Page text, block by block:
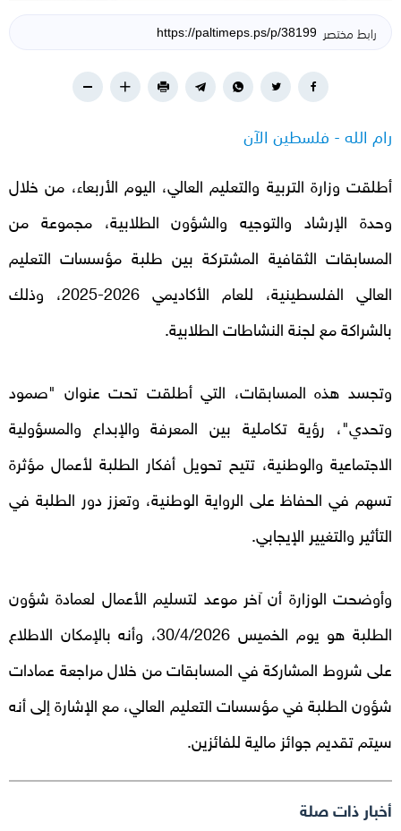
رابط مختصر
رام الله - فلسطين الآن
أطلقت وزارة التربية والتعليم العالي، اليوم الأربعاء، من خلال
وحدة الإرشاد والتوجيه والشؤون الطلابية، مجموعة من
المسابقات الثقافية المشتركة بين طلبة مؤسسات التعليم
العالي الفلسطينية، للعام الأكاديمي 2026-2025، وذلك
بالشراكة مع لجنة النشاطات الطلابية.
وتجسد هذه المسابقات، التي أطلقت تحت عنوان "صمود
وتحدي"، رؤية تكاملية بين المعرفة والإبداع والمسؤولية
الاجتماعية والوطنية، تتيح تحويل أفكار الطلبة لأعمال مؤثرة
تسهم في الحفاظ على الرواية الوطنية، وتعزز دور الطلبة في
التأثير والتغيير الإيجابي.
وأوضحت الوزارة أن آخر موعد لتسليم الأعمال لعمادة شؤون
الطلبة هو يوم الخميس 30/4/2026، وأنه بالإمكان الاطلاع
على شروط المشاركة في المسابقات من خلال مراجعة عمادات
شؤون الطلبة في مؤسسات التعليم العالي، مع الإشارة إلى أنه
سيتم تقديم جوائز مالية للفائزين.
أخبار ذات صلة